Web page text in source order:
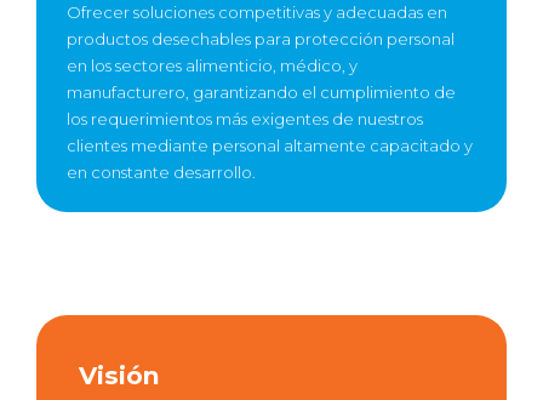
Ofrecer soluciones competitivas y adecuadas en
productos desechables para protección personal
en los sectores alimenticio, médico, y
manufacturero, garantizando el cumplimiento de
los requerimientos más exigentes de nuestros
clientes mediante personal altamente capacitado y
en constante desarrollo.
Visión